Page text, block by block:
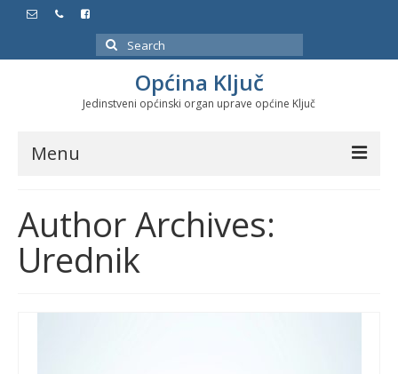
Search
for:
Općina Ključ
Jedinstveni općinski organ uprave općine Ključ
Menu
Službeni glasnici
Javne nabavke
Značajni datumi i manifestacije
Author Archives:
Urednik